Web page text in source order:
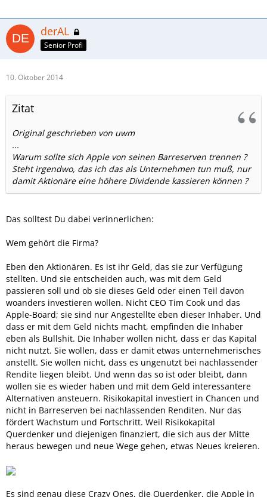
derAL
Senior Profi
10. Oktober 2014
Zitat
Original geschrieben von uwm
...
Warum sollte sich Apple von seinen Barreserven trennen ?
Steht irgendwo, das ich das als Unternehmen tun muß, nur
damit Aktionäre eine höhere Dividende kassieren können ?
Das solltest Du dabei verinnerlichen:
Wem gehört die Firma?
Eben den Aktionären. Es ist ihr Geld, das sie zur Verfügung
stellten. Und sie entscheiden auch, was mit dem Geld
passieren soll und ob sie dieses Geld oder einen Teil davon
woanders investieren wollen. Nicht CEO Tim Cook und das
Apple-Board; sie sind nur Angestellte eben dieser Inhaber. Und
dass er mit dem Geld nichts macht, empfinden die Inhaber
eben als Bullshit. Die Inhaber wollen nicht, dass er das Kapital
nicht nutzt. Sie wollen, dass er damit etwas unternehmerisches
anstellt. Sie wollen nicht, dass es ungenutzt bei nachlassender
Rendite liegen bleibt. Und wenn das so ist oder bleibt, dann
wollen sie es wieder haben und mit dem Geld interessantere
Alternativen ansteuern. Risikokapital investiert in Chancen und
nicht in Barreserven bei nachlassenden Renditen. Nur das
fördert Wachstum und Fortschritt. Weil Risikokapital
Querdenker und diejenigen finanziert, die sich aus der Mitte
heraus bewegen und neue Wege gehen, etwas Neues kreieren.
Es sind genau diese Crazy Ones, die Querdenker, die Apple in